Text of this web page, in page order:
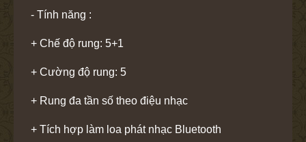
- Tính năng :
+ Chế độ rung: 5+1
+ Cường độ rung: 5
+ Rung đa tần số theo điệu nhạc
+ Tích hợp làm loa phát nhạc Bluetooth